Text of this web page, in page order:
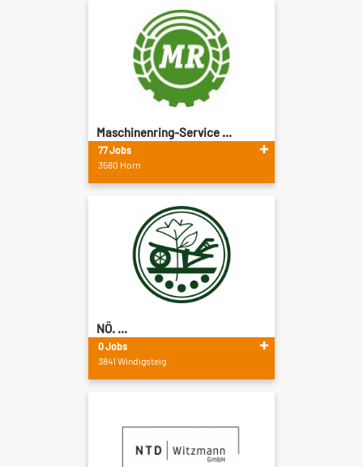
Maschinenring-Service ...
77 Jobs
3580 Horn
NÖ. ...
0 Jobs
3841 Windigsteig